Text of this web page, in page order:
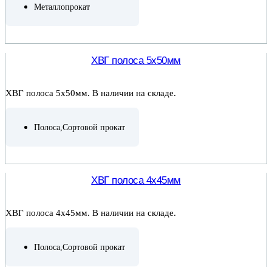
Металлопрокат
ХВГ полоса 5х50мм
ХВГ полоса 5х50мм. В наличии на складе.
Полоса Сортовой прокат
ХВГ полоса 4х45мм
ХВГ полоса 4х45мм. В наличии на складе.
Полоса Сортовой прокат